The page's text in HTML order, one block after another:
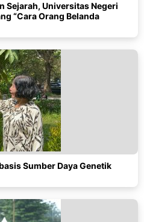
Sejarah, Universitas Negeri
“Cara Orang Belanda
Sumber Daya Genetik